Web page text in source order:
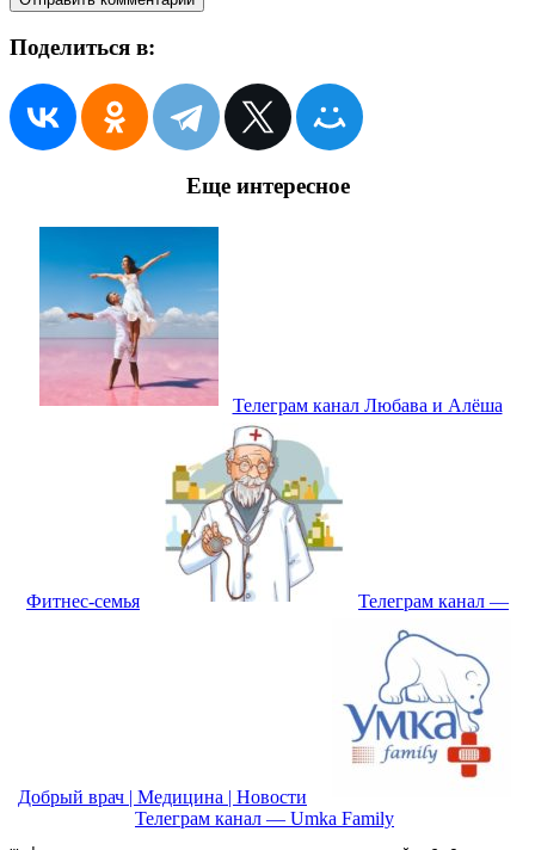
Поделиться в:
Еще интересное
Телеграм канал Любава и Алёша
Фитнес-семья Телеграм канал —
Добрый врач | Медицина | Новости
Телеграм канал — Umka Family